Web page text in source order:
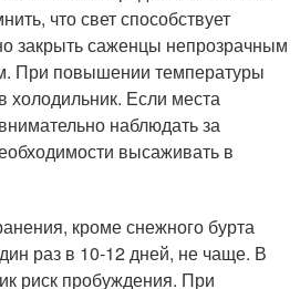
что свет способствует
закрыть саженцы непрозрачным
При повышении температуры
холодильник. Если места
наблюдать за
высаживать в
кроме снежного бурта
раз в 10-12 дней, не чаще. В
риск пробуждения. При